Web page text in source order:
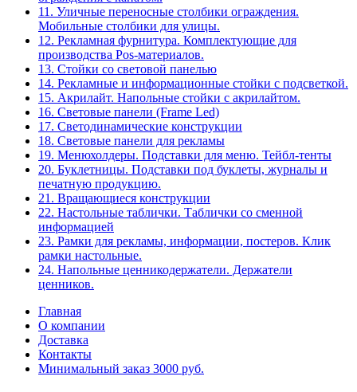
11. Уличные переносные столбики ограждения.
Мобильные столбики для улицы.
12. Рекламная фурнитура. Комплектующие для
производства Pos-материалов.
13. Стойки со световой панелью
14. Рекламные и информационные стойки с подсветкой.
15. Акрилайт. Напольные стойки с акрилайтом.
16. Световые панели (Frame Led)
17. Светодинамические конструкции
18. Световые панели для рекламы
19. Менюхолдеры. Подставки для меню. Тейбл-тенты
20. Буклетницы. Подставки под буклеты, журналы и
печатную продукцию.
21. Вращающиеся конструкции
22. Настольные таблички. Таблички со сменной
информацией
23. Рамки для рекламы, информации, постеров. Клик
рамки настольные.
24. Напольные ценникодержатели. Держатели
ценников.
Главная
О компании
Доставка
Контакты
Минимальный заказ 3000 руб.